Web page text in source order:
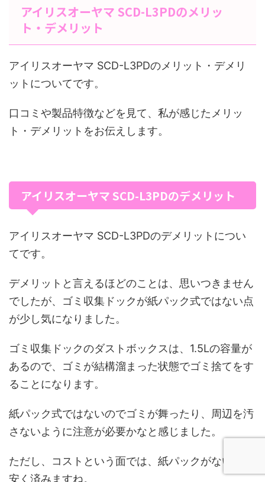
アイリスオーヤマ SCD-L3PDのメリッ
ト・デメリット
アイリスオーヤマ SCD-L3PDのメリット・デメリ
ットについてです。
口コミや製品特徴などを見て、私が感じたメリッ
ト・デメリットをお伝えします。
アイリスオーヤマ SCD-L3PDのデメリット
アイリスオーヤマ SCD-L3PDのデメリットについ
てです。
デメリットと言えるほどのことは、思いつきません
でしたが、ゴミ収集ドックが紙パック式ではない点
が少し気になりました。
ゴミ収集ドックのダストボックスは、1.5Lの容量が
あるので、ゴミが結構溜まった状態でゴミ捨てをす
ることになります。
紙パック式ではないのでゴミが舞ったり、周辺を汚
さないように注意が必要かなと感じました。
ただし、コストという面では、紙パックがない分、
安く済みますね。